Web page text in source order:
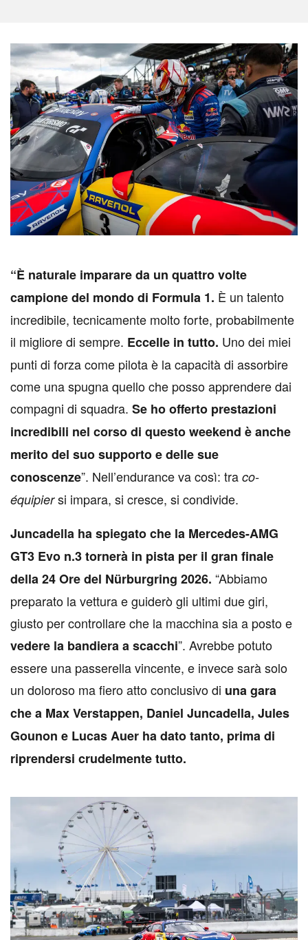
“È naturale imparare da un quattro volte
campione del mondo di Formula 1. È un talento
incredibile, tecnicamente molto forte, probabilmente
il migliore di sempre. Eccelle in tutto. Uno dei miei
punti di forza come pilota è la capacità di assorbire
come una spugna quello che posso apprendere dai
compagni di squadra. Se ho offerto prestazioni
incredibili nel corso di questo weekend è anche
merito del suo supporto e delle sue
conoscenze”. Nell’endurance va così: tra co-
équipiersi impara, si cresce, si condivide.
Juncadella ha spiegato che la Mercedes-AMG
GT3 Evo n.3 tornerà in pista per il gran finale
della 24 Ore del Nürburgring 2026. “Abbiamo
preparato la vettura e guiderò gli ultimi due giri,
giusto per controllare che la macchina sia a posto e
vedere la bandiera a scacchi”. Avrebbe potuto
essere una passerella vincente, e invece sarà solo
un doloroso ma fiero atto conclusivo di una gara
che a Max Verstappen, Daniel Juncadella, Jules
Gounon e Lucas Auer ha dato tanto, prima di
riprendersi crudelmente tutto.